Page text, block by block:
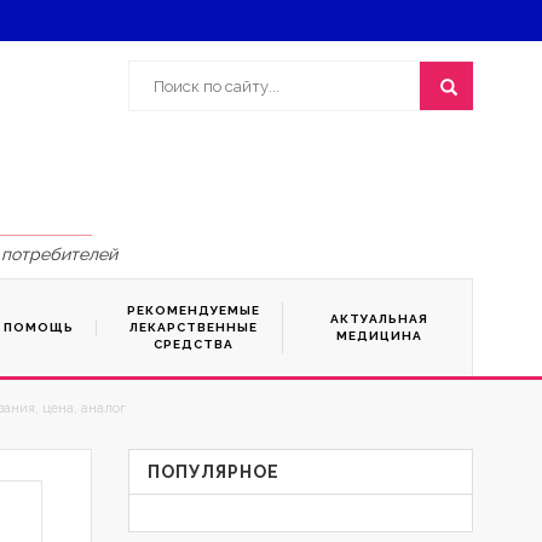
ПОМОЩЬ
РЕКОМЕНДУЕМЫЕ
ЛЕКАРСТВЕННЫЕ
СРЕДСТВА
АКТУАЛЬНАЯ
МЕДИЦИНА
цена, аналог
ПОПУЛЯРНОЕ